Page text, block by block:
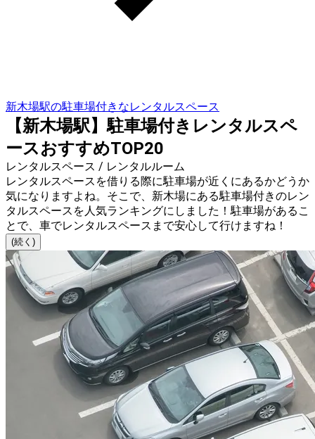
新木場駅の駐車場付きなレンタルスペース
【新木場駅】駐車場付きレンタルスペ
ースおすすめTOP20
レンタルスペース / レンタルルーム
レンタルスペースを借りる際に駐車場が近くにあるかどうか
気になりますよね。そこで、新木場にある駐車場付きのレン
タルスペースを人気ランキングにしました！駐車場があるこ
とで、車でレンタルスペースまで安心して行けますね！
(続く)